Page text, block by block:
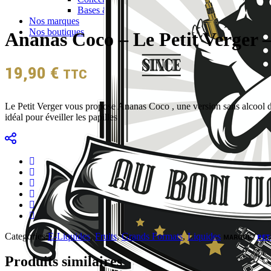
Bases & boosters
Nos marques
Nos boutiques
Ananas Coco – Le Petit Verger
19,90 € TTC
Le Petit Verger vous propose Ananas Coco , une version sans
idéal pour éveiller les papilles
Categories:E-Liquides,Fruits,Grands Formats,Liquides MARQUE :
Produits similaires